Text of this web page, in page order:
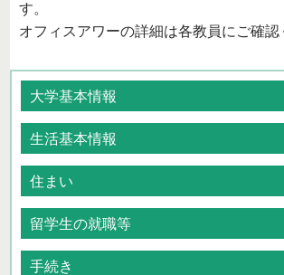
す。
オフィスアワーの詳細は各教員にご確認
大学基本情報
生活基本情報
住まい
留学生の就職等
手続き